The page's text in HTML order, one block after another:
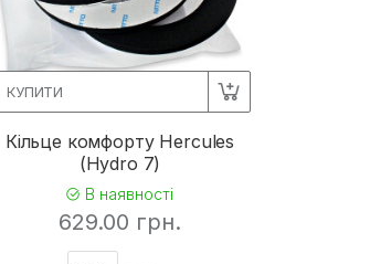
КУПИТИ
Кільце комфорту Hercules
(Hydro 7)
В наявності
629.00 грн.